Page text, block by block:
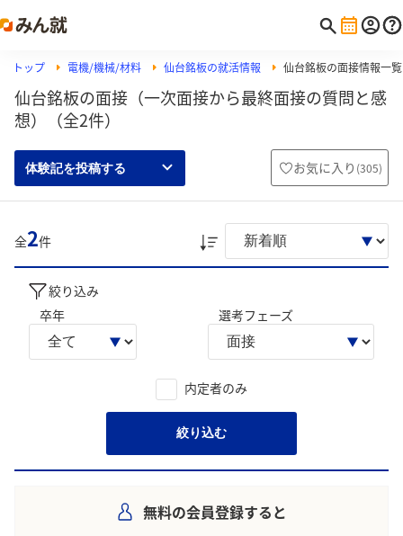
トップ 電機/機械/材料 仙台銘板の就活情報 仙台銘板の面接情報一覧
仙台銘板の面接（一次面接から最終面接の質問と感
想）（全2件）
体験記を投稿する お気に入り (305)
全2件
絞り込み
卒年
選考フェーズ
内定者のみ
絞り込む
無料の会員登録すると